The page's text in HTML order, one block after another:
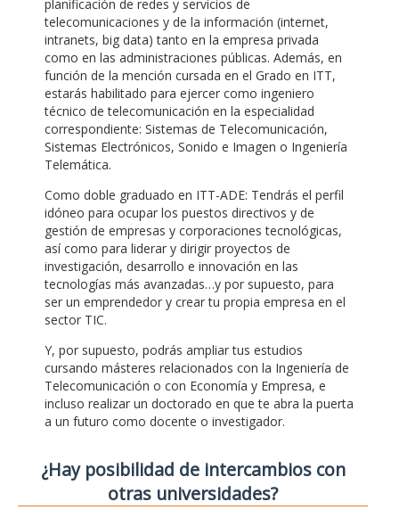
planificación de redes y servicios de
telecomunicaciones y de la información (internet,
intranets, big data) tanto en la empresa privada
como en las administraciones públicas. Además, en
función de la mención cursada en el Grado en ITT,
estarás habilitado para ejercer como ingeniero
técnico de telecomunicación en la especialidad
correspondiente: Sistemas de Telecomunicación,
Sistemas Electrónicos, Sonido e Imagen o Ingeniería
Telemática.
Como doble graduado en ITT-ADE: Tendrás el perfil
idóneo para ocupar los puestos directivos y de
gestión de empresas y corporaciones tecnológicas,
así como para liderar y dirigir proyectos de
investigación, desarrollo e innovación en las
tecnologías más avanzadas…y por supuesto, para
ser un emprendedor y crear tu propia empresa en el
sector TIC.
Y, por supuesto, podrás ampliar tus estudios
cursando másteres relacionados con la Ingeniería de
Telecomunicación o con Economía y Empresa, e
incluso realizar un doctorado en que te abra la puerta
a un futuro como docente o investigador.
¿Hay posibilidad de intercambios con
otras universidades?